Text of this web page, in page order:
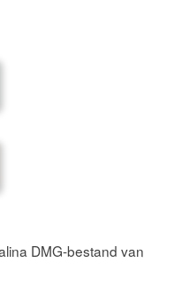
DMG-bestand van